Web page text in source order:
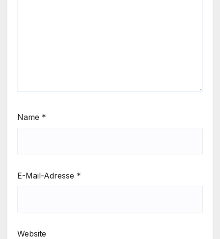
Name *
E-Mail-Adresse *
Website